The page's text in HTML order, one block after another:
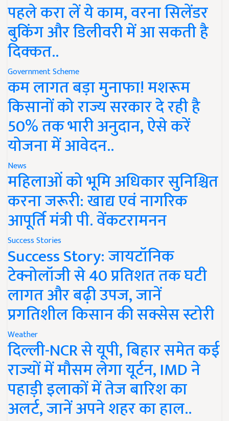
पहले करा लें ये काम, वरना सिलेंडर
बुकिंग और डिलीवरी में आ सकती है
दिक्कत..
Government Scheme
कम लागत बड़ा मुनाफा! मशरूम
किसानों को राज्य सरकार दे रही है
50% तक भारी अनुदान, ऐसे करें
योजना में आवेदन..
News
महिलाओं को भूमि अधिकार सुनिश्चित
करना जरूरी: खाद्य एवं नागरिक
आपूर्ति मंत्री पी. वेंकटरामनन
Success Stories
Success Story: जायटॉनिक
टेक्नोलॉजी से 40 प्रतिशत तक घटी
लागत और बढ़ी उपज, जानें
प्रगतिशील किसान की सक्सेस स्टोरी
Weather
दिल्ली-NCR से यूपी, बिहार समेत कई
राज्यों में मौसम लेगा यूर्टन, IMD ने
पहाड़ी इलाकों में तेज बारिश का
अलर्ट, जानें अपने शहर का हाल..